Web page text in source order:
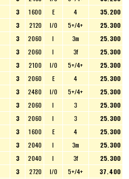
3 1600 E 4
35.200
3 2120 I/O 5+/4+
25.300
3 2060 I 3m
25.300
3 2060 I 3f
25.300
3 2100 I/O 5+/4+
25.300
3 2060 E 4
25.300
3 2480 I/O 5+/4+
25.300
3 2060 I 3
25.300
3 2060 I 3
25.300
3 1600 E 4
25.300
3 2040 I 3m
25.300
3 2040 I 3f
25.300
3 2720 I/O 5+/4+
37.400